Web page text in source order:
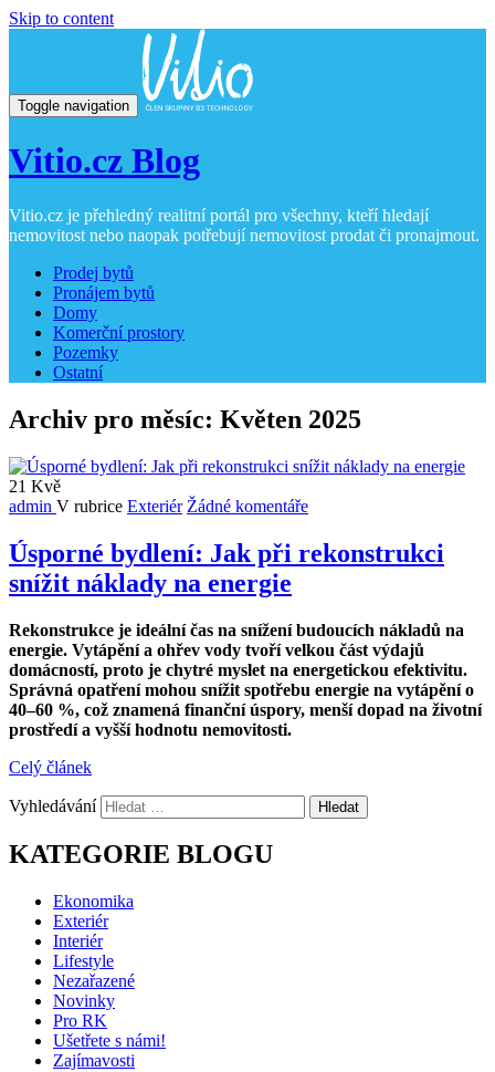
Skip to content
Toggle navigation
Vitio.cz Blog
Vitio.cz je přehledný realitní portál pro všechny, kteří hledají
nemovitost nebo naopak potřebují nemovitost prodat či pronajmout.
Prodej bytů
Pronájem bytů
Domy
Komerční prostory
Pozemky
Ostatní
Archiv pro měsíc: Květen 2025
21 Kvě
admin V rubrice Exteriér Žádné komentáře
Úsporné bydlení: Jak při rekonstrukci
snížit náklady na energie
Rekonstrukce je ideální čas na snížení budoucích nákladů na
energie. Vytápění a ohřev vody tvoří velkou část výdajů
domácností, proto je chytré myslet na energetickou efektivitu.
Správná opatření mohou snížit spotřebu energie na vytápění o
40–60 %, což znamená finanční úspory, menší dopad na životní
prostředí a vyšší hodnotu nemovitosti.
Celý článek
Vyhledávání
KATEGORIE BLOGU
Ekonomika
Exteriér
Interiér
Lifestyle
Nezařazené
Novinky
Pro RK
Ušetřete s námi!
Zajímavosti